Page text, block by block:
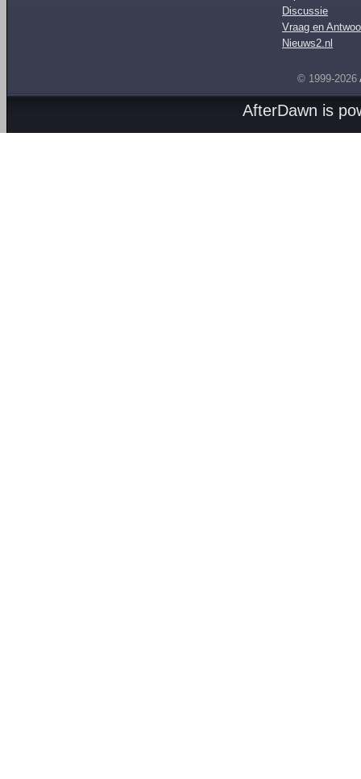
Discussie
Vraag en
Nieuws2.nl
© 1999-2026
AfterDawn is